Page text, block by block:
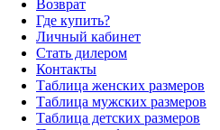
Возврат
Где купить?
Личный кабинет
Стать дилером
Контакты
Таблица женских размеров
Таблица мужских размеров
Таблица детских размеров